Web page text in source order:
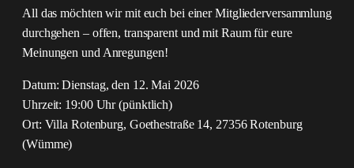
All das möchten wir mit euch bei einer Mitgliederversammlung
durchgehen – offen, transparent und mit Raum für eure
Meinungen und Anregungen!
Datum: Dienstag, den 12. Mai 2026
Uhrzeit: 19:00 Uhr (pünktlich)
Ort: Villa Rotenburg, Goethestraße 14, 27356 Rotenburg
(Wümme)